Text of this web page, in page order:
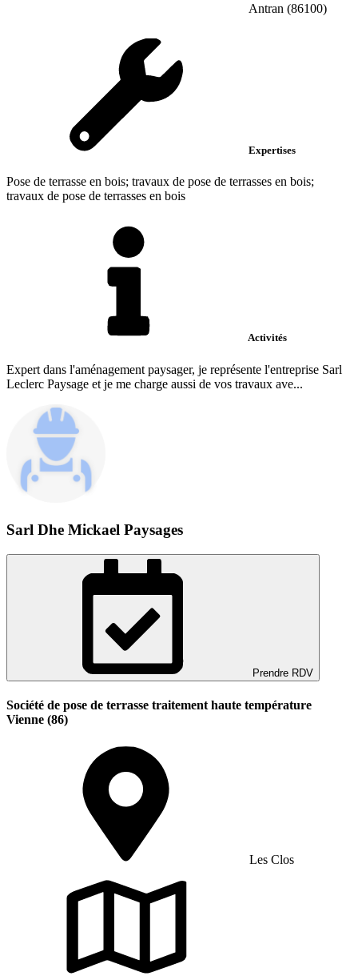
Antran (86100)
Expertises
Pose de terrasse en bois; travaux de pose de terrasses en bois;
travaux de pose de terrasses en bois
Activités
Expert dans l'aménagement paysager, je représente l'entreprise Sarl
Leclerc Paysage et je me charge aussi de vos travaux ave...
Sarl Dhe Mickael Paysages
Prendre RDV
Société de pose de terrasse traitement haute température
Vienne (86)
Les Clos